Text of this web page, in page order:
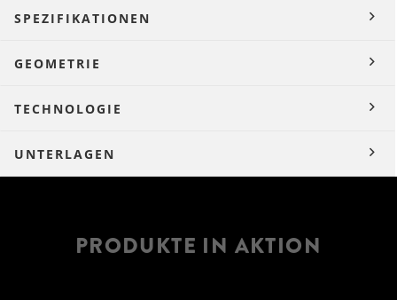
SPEZIFIKATIONEN
GEOMETRIE
TECHNOLOGIE
UNTERLAGEN
PRODUKTE IN AKTION